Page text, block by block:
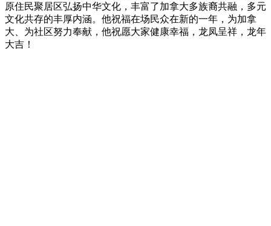
原住民聚居区弘扬中华文化，丰富了加拿大多族裔共融，多元
文化共存的丰厚内涵。他祝福在场民众在新的一年，为加拿
大、为社区努力奉献，他祝愿大家健康幸福，龙凤呈祥，龙年
大吉！